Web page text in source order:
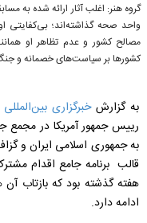
گروه هنر: اغلب آثار ارائه شده به
واحد صحه گذاشته‌اند؛ بی‌کفایتی
مصالح کشور و عدم تظاهر او
کشورها بر سیاست‌های خصمانه و
به گزارشخبرگزاری
رییس جمهور آمریکا در مجمع
به جمهوری اسلامی ایران و
قالب برنامه جامع اقدام
هفته گذشته بود که بازتاب
ادامه دارد.